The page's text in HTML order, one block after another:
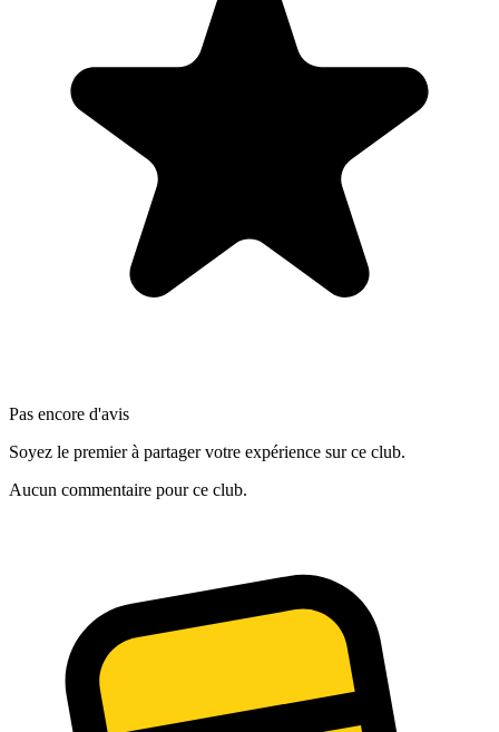
Pas encore d'avis
Soyez le premier à partager votre expérience sur ce club.
Aucun commentaire pour ce club.